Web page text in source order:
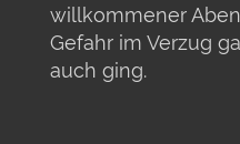
willkommener
Gefahr im Verzug
auch ging.